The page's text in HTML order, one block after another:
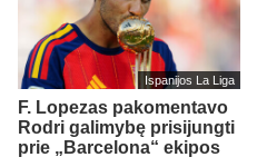
Ispanijos La Liga
F. Lopezas pakomentavo
Rodri galimybę prisijungti
prie „Barcelona“ ekipos